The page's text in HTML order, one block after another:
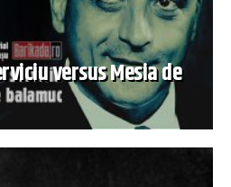
versus Mesia de